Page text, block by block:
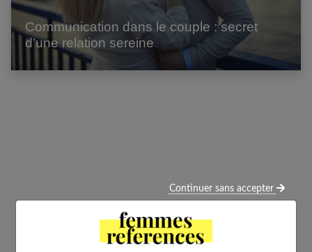
Communication dans le couple : secret
d’une relation sereine
Continuer sans accepter